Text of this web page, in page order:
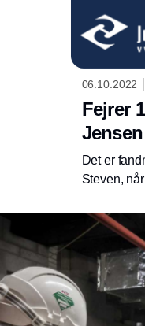
06.10.2022
Fejrer
Det er
Steven,